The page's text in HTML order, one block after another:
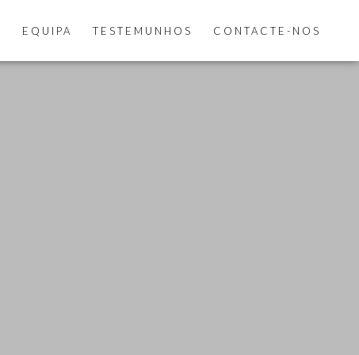
EQUIPA TESTEMUNHOS CONTACTE-NOS